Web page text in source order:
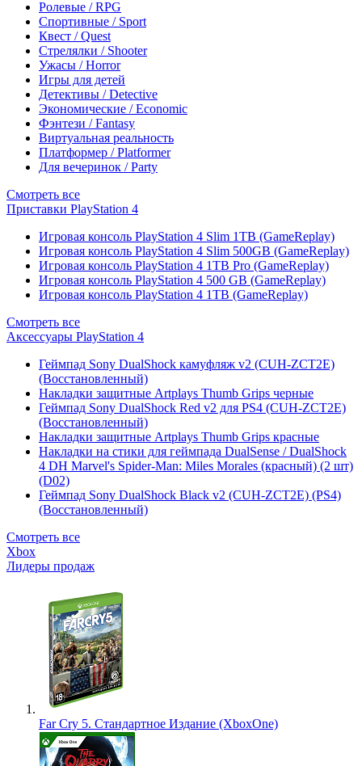
Ролевые / RPG
Спортивные / Sport
Квест / Quest
Стрелялки / Shooter
Ужасы / Horror
Игры для детей
Детективы / Detective
Экономические / Economic
Фэнтези / Fantasy
Виртуальная реальность
Платформер / Platformer
Для вечеринок / Party
Смотреть все
Приставки PlayStation 4
Игровая консоль PlayStation 4 Slim 1TB (GameReplay)
Игровая консоль PlayStation 4 Slim 500GB (GameReplay)
Игровая консоль PlayStation 4 1TB Pro (GameReplay)
Игровая консоль PlayStation 4 500 GB (GameReplay)
Игровая консоль PlayStation 4 1TB (GameReplay)
Смотреть все
Аксессуары PlayStation 4
Геймпад Sony DualShock камуфляж v2 (CUH-ZCT2E)
(Восстановленный)
Накладки защитные Artplays Thumb Grips черные
Геймпад Sony DualShock Red v2 для PS4 (CUH-ZCT2E)
(Восстановленный)
Накладки защитные Artplays Thumb Grips красные
Накладки на стики для геймпада DualSense / DualShock
4 DH Marvel's Spider-Man: Miles Morales (красный) (2 шт)
(D02)
Геймпад Sony DualShock Black v2 (CUH-ZCT2E) (PS4)
(Восстановленный)
Смотреть все
Xbox
Лидеры продаж
Far Cry 5. Стандартное Издание (XboxOne)